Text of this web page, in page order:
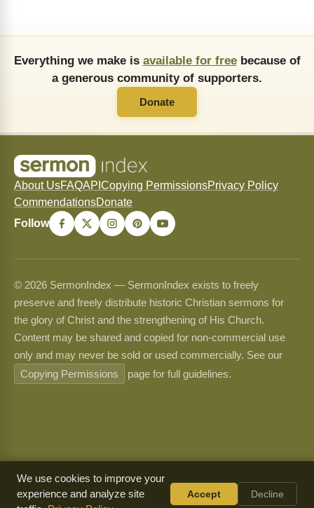
Everything we make is available for freebecause of
a generous community of supporters.
Donate
About UsFAQAPI Copying PermissionsPrivacy Policy
CommendationsDonate
Follow
© 2026 SermonIndex — SermonIndex exists to freely
preserve and freely distribute historic Christian sermons for
the glory of Christ and the strengthening of His Church.
Content may be shared and copied for non-commercial use
only and may never be sold or used commercially. See our
Copying Permissions
page for full guidelines.
We use cookies to improve your
experience and analyze site
Accept Decline